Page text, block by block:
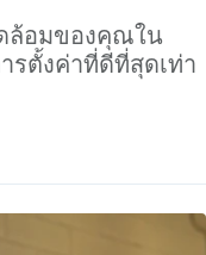
ล้อมของคุณใน
รตั้งค่าที่ดีที่สุดเท่า